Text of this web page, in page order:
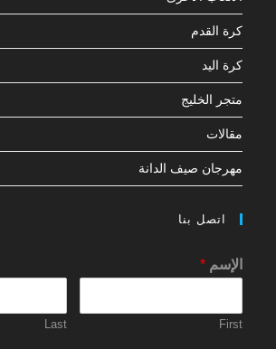
كرة القدم
كرة اليد
متجر الخليج
مقالات
مهرجان صيف الدانة
اتصل بنا
الإسم*
First
Last